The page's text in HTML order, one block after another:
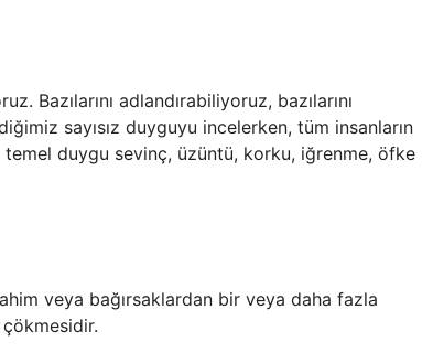
Bazılarını adlandırabiliyoruz, bazılarını
sayısız duyguyu incelerken, tüm insanların
duygu sevinç, üzüntü, korku, iğrenme, öfke
veya bağırsaklardan bir veya daha fazla
çökmesidir.